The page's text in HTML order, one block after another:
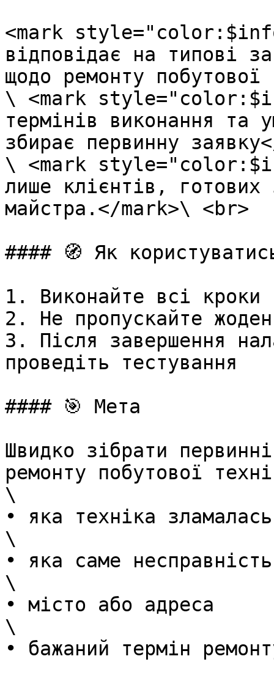
<mark
відповідає на типові
щодо ремонту побутової
\ <mark
термінів виконання та
збирає первинну
\ <mark
лише клієнтів, готових
майстра.</mark>\ <br>
#### 🧭 Як
1. Виконайте всі кроки
2. Не пропускайте
3. Після завершення
проведіть тестування
#### 🎯 Мета
Швидко зібрати
ремонту побутової
\
• яка техніка зламалась
\
• яка саме несправність
\
• місто або адреса
\
• бажаний термін